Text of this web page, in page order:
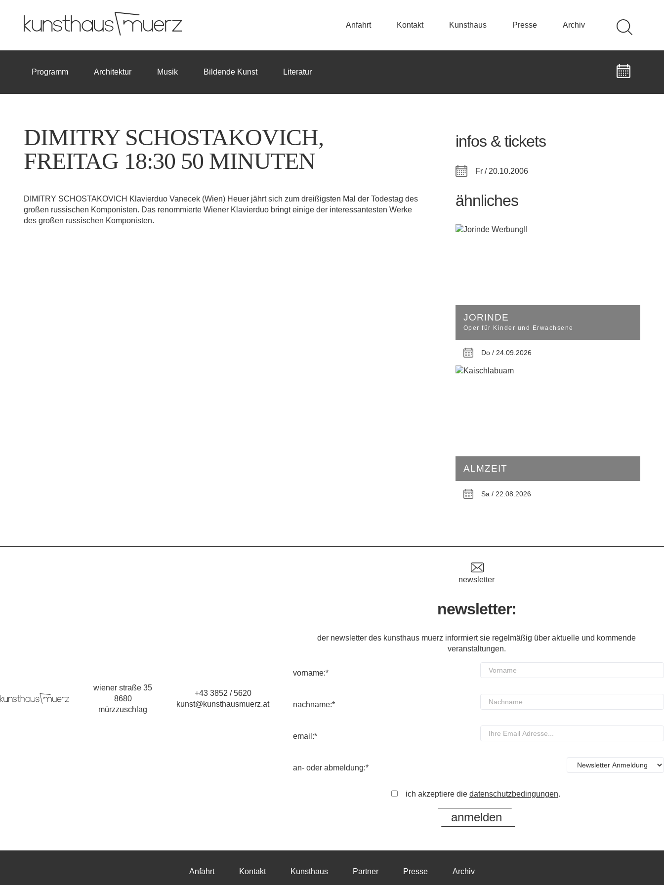
Anfahrt Kontakt Kunsthaus Presse Archiv
Programm Architektur Musik Bildende Kunst Literatur
DIMITRY SCHOSTAKOVICH,
FREITAG 18:30 50 MINUTEN
DIMITRY SCHOSTAKOVICH Klavierduo Vanecek (Wien) Heuer jährt sich zum dreißigsten Mal der Todestag des
großen russischen Komponisten. Das renommierte Wiener Klavierduo bringt einige der interessantesten Werke
des großen russischen Komponisten.
infos & tickets
Fr / 20.10.2006
ähnliches
JORINDE
Oper für Kinder und Erwachsene
Do / 24.09.2026
ALMZEIT
Sa / 22.08.2026
wiener straße 35
8680
mürzzuschlag
+43 3852 / 5620
kunst@kunsthausmuerz.at
newsletter
newsletter:
der newsletter des kunsthaus muerz informiert sie regelmäßig über aktuelle und kommende
veranstaltungen.
vorname:*
nachname:*
email:*
an- oder abmeldung:*
ich akzeptiere die datenschutzbedingungen.
Anfahrt Kontakt Kunsthaus Partner Presse Archiv